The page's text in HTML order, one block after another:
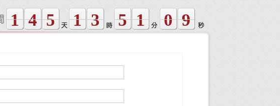
1 4 5 1 3 5 1 0 9